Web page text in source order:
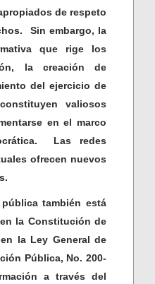
de respeto
Sin embargo, la
que rige los
la creación de
del ejercicio de
valiosos
en el marco
Las redes
ofrecen nuevos
también está
la Constitución de
la Ley General de
Pública, No. 200-
a través del